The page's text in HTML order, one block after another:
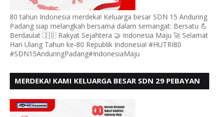
80 tahun Indonesia merdeka! Keluarga besar SDN 15 Anduring
Padang siap melangkah bersama dalam semangat: Bersatu 💪
Berdaulat 🇮🇩 Rakyat Sejahtera 🤝 Indonesia Maju 🚀 Selamat
Hari Ulang Tahun ke-80 Republik Indonesia! #HUTRI80
#SDN15AnduringPadang#IndonesiaMaju
MERDEKA! KAMI KELUARGA BESAR SDN 29 PEBAYAN
KE - 80